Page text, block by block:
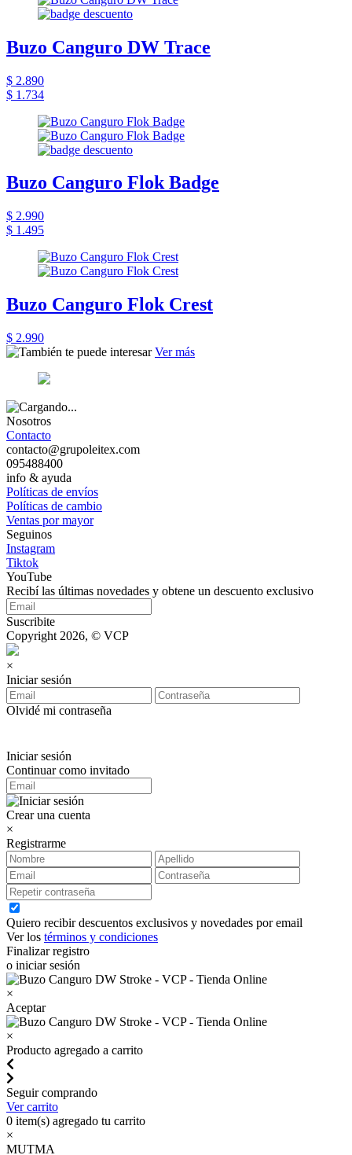
Buzo Canguro DW Trace
$ 2.890
$ 1.734
Buzo Canguro Flok Badge
$ 2.990
$ 1.495
Buzo Canguro Flok Crest
$ 2.990
Ver más
Nosotros
Contacto
contacto@grupoleitex.com
095488400
info & ayuda
Políticas de envíos
Políticas de cambio
Ventas por mayor
Seguinos
Instagram
Tiktok
YouTube
Recibí las últimas novedades y obtene un descuento exclusivo
Suscribite
Copyright 2026, © VCP
×
Iniciar sesión
Olvidé mi contraseña
Iniciar sesión
Continuar como invitado
Crear una cuenta
×
Registrarme
Quiero recibir descuentos exclusivos y novedades por email
Ver los términos y condiciones
Finalizar registro
o iniciar sesión
×
Aceptar
×
Producto agregado a carrito
Seguir comprando
Ver carrito
0 item(s) agregado tu carrito
×
MUTMA